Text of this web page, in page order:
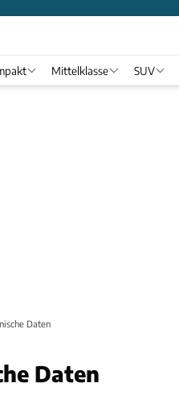
Mittelklasse SUV
Daten
Daten
Foto: MDB